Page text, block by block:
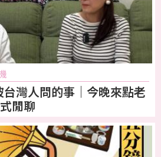
灣人問的事｜今晚來點老
閒聊